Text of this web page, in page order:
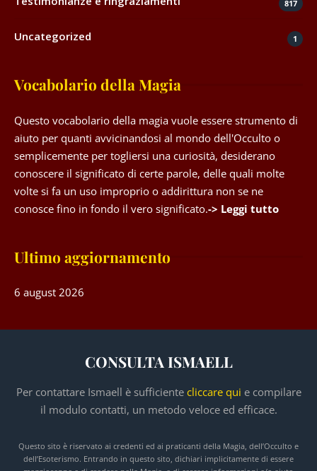
817
Uncategorized 1
Vocabolario della Magia
Questo vocabolario della magia vuole essere strumento di
aiuto per quanti avvicinandosi al mondo dell'Occulto o
semplicemente per togliersi una curiosità, desiderano
conoscere il significato di certe parole, delle quali molte
volte si fa un uso improprio o addirittura non se ne
conosce fino in fondo il vero significato.-> Leggi tutto
Ultimo aggiornamento
6 august 2026
CONSULTA ISMAELL
Per contattare Ismaell è sufficiente cliccare qui e compilare
il modulo contatti, un metodo veloce ed efficace.
Questo sito è riservato ai credenti ed ai praticanti della Magia, dell’Occulto e
dell’Esoterismo. Entrando in questo sito, dichiari implicitamente di essere